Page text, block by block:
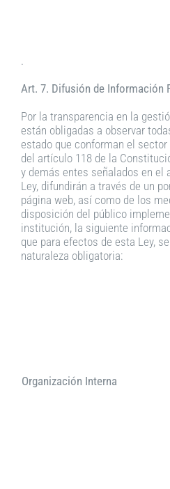
.
Art. 7. Difusión de Información
Por la transparencia en la
están obligadas a observar
estado que conforman el
del artículo 118 de la
y demás entes señalados en el
Ley, difundirán a través de un
página web, así como de los
disposición del público
institución, la siguiente
que para efectos de esta Ley,
naturaleza obligatoria:
Organización Interna